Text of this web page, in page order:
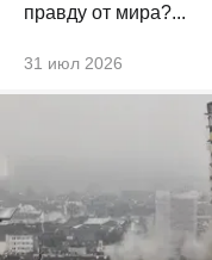
правду от мира?...
31 июл 2026